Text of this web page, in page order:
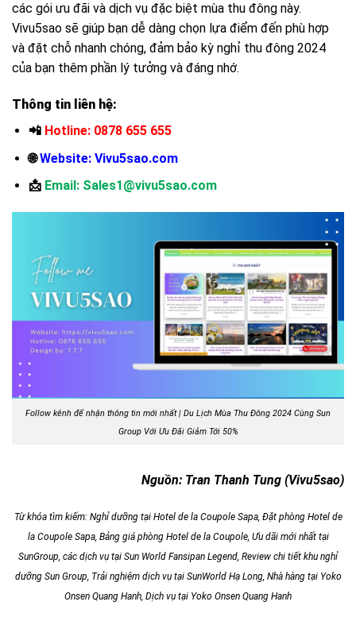
các gói ưu đãi và dịch vụ đặc biệt mùa thu đông này.
Vivu5sao sẽ giúp bạn dễ dàng chọn lựa điểm đến phù hợp
và đặt chỗ nhanh chóng, đảm bảo kỳ nghỉ thu đông 2024
của bạn thêm phần lý tưởng và đáng nhớ.
Thông tin liên hệ:
📲Hotline: 0878 655 655
🌐Website: Vivu5sao.com
📩 Email: Sales1@vivu5sao.com
Follow kênh để nhận thông tin mới nhất | Du Lịch Mùa Thu Đông 2024 Cùng Sun
Group Với Ưu Đãi Giảm Tới 50%
Nguồn: Tran Thanh Tung (Vivu5sao)
Từ khóa tìm kiếm: Nghỉ dưỡng tại Hotel de la Coupole Sapa, Đặt phòng Hotel de
la Coupole Sapa, Bảng giá phòng Hotel de la Coupole, Ưu dãi mới nhất tại
SunGroup, các dịch vụ tại Sun World Fansipan Legend, Review chi tiết khu nghỉ
dưỡng Sun Group, Trải nghiệm dịch vụ tại SunWorld Hạ Long, Nhà hàng tại Yoko
Onsen Quang Hanh, Dịch vụ tại Yoko Onsen Quang Hanh